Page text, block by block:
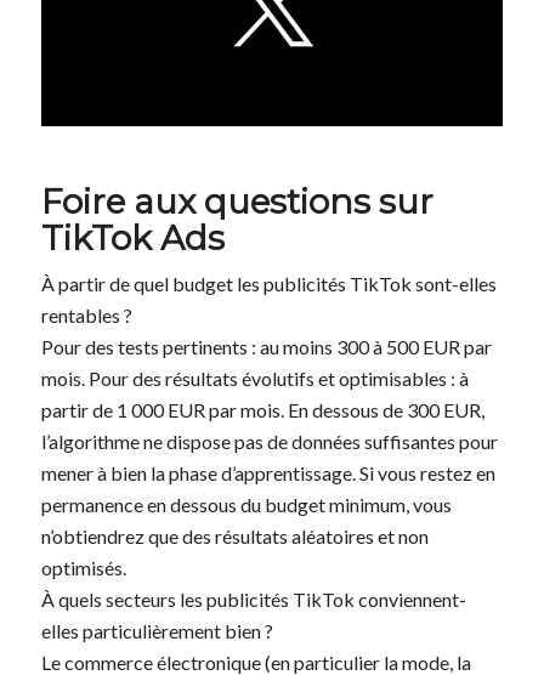
Foire aux questions sur
TikTok Ads
À partir de quel budget les publicités TikTok sont-elles
rentables ?
Pour des tests pertinents : au moins 300 à 500 EUR par
mois. Pour des résultats évolutifs et optimisables : à
partir de 1 000 EUR par mois. En dessous de 300 EUR,
l’algorithme ne dispose pas de données suffisantes pour
mener à bien la phase d’apprentissage. Si vous restez en
permanence en dessous du budget minimum, vous
n’obtiendrez que des résultats aléatoires et non
optimisés.
À quels secteurs les publicités TikTok conviennent-
elles particulièrement bien ?
Le commerce électronique (en particulier la mode, la